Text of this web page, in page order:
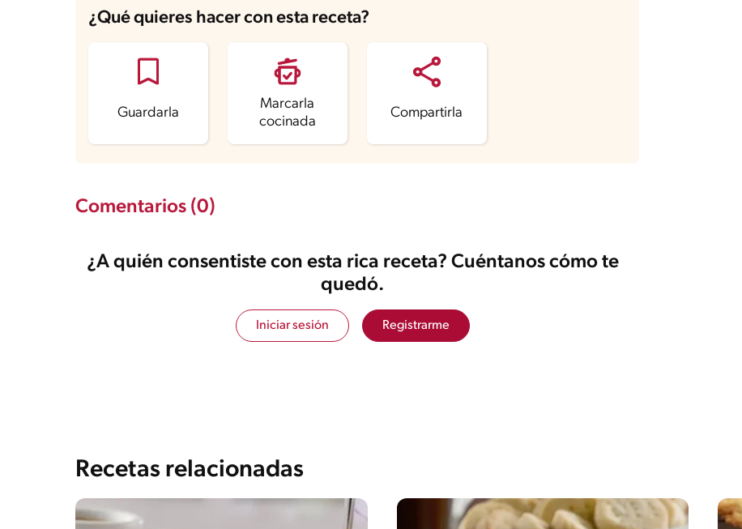
Energía
71.7 kcal
Grasas 3.2 g
Azúcares
¿Qué quieres hacer con esta receta?
Guardarla
Marcarla
cocinada
Compartirla
Comentarios (0)
¿A quién consentiste con esta rica receta? Cuéntanos cómo te
quedó.
Iniciar sesión Registrarme
Recetas relacionadas